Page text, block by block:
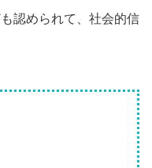
認められて、社会的信